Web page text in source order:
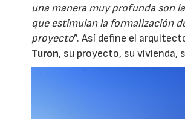
una manera muy profunda son
que estimulan la formalización
proyecto”. Así define el
Turon, su proyecto, su vivienda,